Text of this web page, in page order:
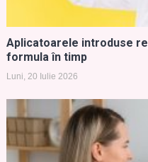
Aplicatoarele introduse
formula în timp
Luni, 20 Iulie 2026